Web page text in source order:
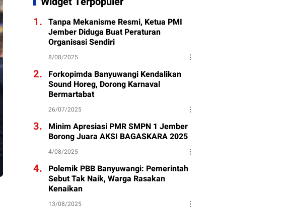
1. Tanpa Mekanisme Resmi, Ketua PMI
Jember Diduga Buat Peraturan
Organisasi Sendiri
8/08/2025
2. Forkopimda Banyuwangi Kendalikan
Sound Horeg, Dorong Karnaval
Bermartabat
26/07/2025
3. Minim Apresiasi PMR SMPN 1 Jember
Borong Juara AKSI BAGASKARA 2025
4/08/2025
4. Polemik PBB Banyuwangi: Pemerintah
Sebut Tak Naik, Warga Rasakan
Kenaikan
13/08/2025